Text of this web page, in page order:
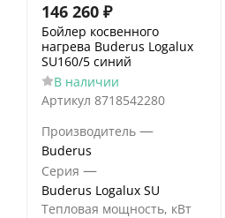
146 260 ₽
Бойлер косвенного
нагрева Buderus Logalux
SU160/5 синий
В наличии
Артикул 8718542280
Производитель —
Buderus
Серия —
Buderus Logalux SU
Тепловая мощность, кВт